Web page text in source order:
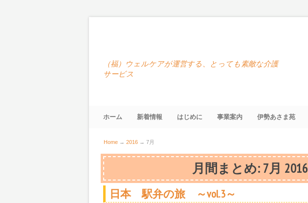
（福）ウェルケアが運営する、とっても素敵な介護
サービス
ホーム 新着情報 はじめに 事業案内 伊勢あさま苑
Home→ 2016→ 7月
月間まとめ: 7月 2016
日本 駅弁の旅 ～vol.3～